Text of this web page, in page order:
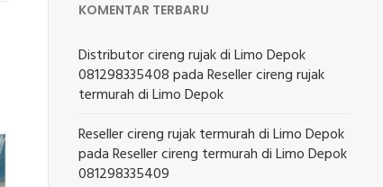
KOMENTAR TERBARU
Distributor cireng rujak di Limo Depok
081298335408padaReseller cireng rujak
termurah di Limo Depok
Reseller cireng rujak termurah di Limo Depok
padaReseller cireng termurah di Limo Depok
081298335409